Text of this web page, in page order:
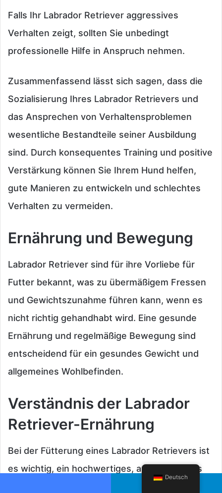
Falls Ihr Labrador Retriever aggressives
Verhalten zeigt, sollten Sie unbedingt
professionelle Hilfe in Anspruch nehmen.
Zusammenfassend lässt sich sagen, dass die
Sozialisierung Ihres Labrador Retrievers und
das Ansprechen von Verhaltensproblemen
wesentliche Bestandteile seiner Ausbildung
sind. Durch konsequentes Training und positive
Verstärkung können Sie Ihrem Hund helfen,
gute Manieren zu entwickeln und schlechtes
Verhalten zu vermeiden.
Ernährung und Bewegung
Labrador Retriever sind für ihre Vorliebe für
Futter bekannt, was zu übermäßigem Fressen
und Gewichtszunahme führen kann, wenn es
nicht richtig gehandhabt wird. Eine gesunde
Ernährung und regelmäßige Bewegung sind
entscheidend für ein gesundes Gewicht und
allgemeines Wohlbefinden.
Verständnis der Labrador
Retriever-Ernährung
Bei der Fütterung eines Labrador Retrievers ist
es wichtig, ein hochwertiges, ausgewogenes
Deutsch